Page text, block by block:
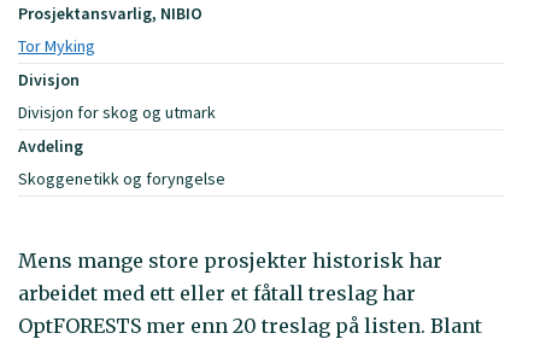
Prosjektansvarlig, NIBIO
Tor Myking
Divisjon
Divisjon for skog og utmark
Avdeling
Skoggenetikk og foryngelse
Mens mange store prosjekter historisk har
arbeidet med ett eller et fåtall treslag har
OptFORESTS mer enn 20 treslag på listen. Blant